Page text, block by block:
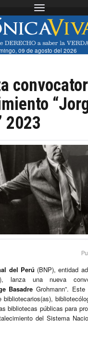
Toggle navigation
09 de agosto del 2026
2023
del Perú (BNP), entidad
lanza una nueva
Basadre Grohmann”.
bibliotecarios(as),
bibliotecas públicas para
del Sistema